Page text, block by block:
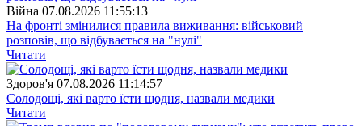
Війна 07.08.2026 11:55:13
На фронті змінилися правила виживання: військовий
розповів, що відбувається на "нулі"
Читати
Здоров'я 07.08.2026 11:14:57
Солодощі, які варто їсти щодня, назвали медики
Читати